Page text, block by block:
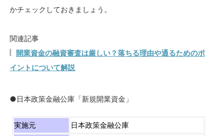
かチェックしておきましょう。
関連記事
開業資金の融資審査は厳しい？落ちる理由や通るためのポ
イントについて解説
●日本政策金融公庫「新規開業資金」
実施元 日本政策金融公庫